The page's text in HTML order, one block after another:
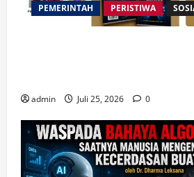
PEMERINTAH
PERISTIWA
admin Juli 25, 2026 0